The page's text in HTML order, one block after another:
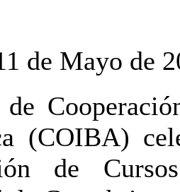
de Mayo de
(COIBA)
de